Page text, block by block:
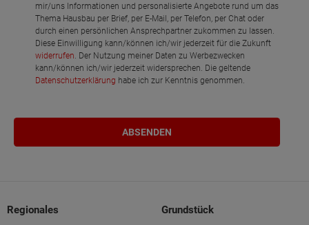
mir/uns Informationen und personalisierte Angebote rund um das
Thema Hausbau per Brief, per E-Mail, per Telefon, per Chat oder
durch einen persönlichen Ansprechpartner zukommen zu lassen.
Diese Einwilligung kann/können ich/wir jederzeit für die Zukunft
widerrufen . Der Nutzung meiner Daten zu Werbezwecken
kann/können ich/wir jederzeit widersprechen. Die geltende
Datenschutzerklärung habe ich zur Kenntnis genommen.
Regionales Grundstück